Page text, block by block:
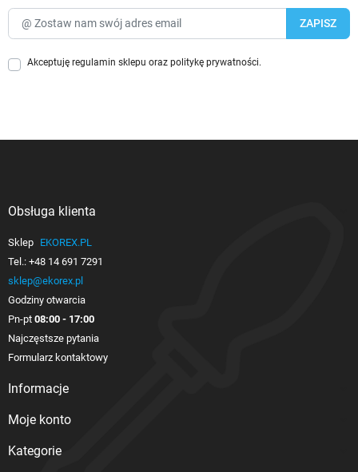
Akceptuję regulamin sklepu oraz politykę prywatności.
Obsługa klienta
Sklep EKOREX.PL
Tel.: +48 14 691 7291
sklep@ekorex.pl
Godziny otwarcia
Pn-pt 08:00 - 17:00
Najczęstsze pytania
Formularz kontaktowy
Informacje
Moje konto
Kategorie